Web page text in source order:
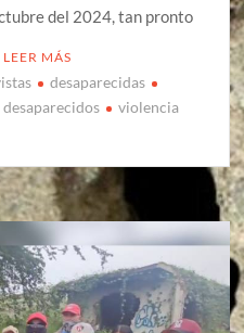
del 2024, tan pronto
LEER MÁS
desaparecidas
violencia